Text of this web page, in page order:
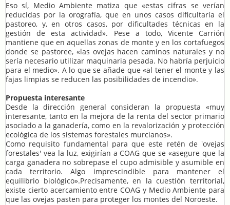
Eso sí, Medio Ambiente matiza que «estas cifras se verían
reducidas por la orografía, que en unos casos dificultaría el
pastoreo, y, en otros casos, por dificultades técnicas en la
gestión de esta actividad». Pese a todo, Vicente Carrión
mantiene que en aquellas zonas de monte y en los cortafuegos
donde se pastoree, «las ovejas hacen caminos naturales y no
sería necesario utilizar maquinaria pesada. No habría perjuicio
para el medio». A lo que se añade que «al tener el monte y las
fajas limpias se reducen las posibilidades de incendio».
Propuesta interesante
Desde la dirección general consideran la propuesta «muy
interesante, tanto en la mejora de la renta del sector primario
asociado a la ganadería, como en la revalorización y protección
ecológica de los sistemas forestales murcianos».
Como requisito fundamental para que este retén de 'ovejas
forestales' vea la luz, exigirían a COAG que se «asegure que la
carga ganadera no sobrepase el cupo admisible y asumible en
cada territorio. Algo imprescindible para mantener el
equilibrio biológico».Precisamente, en la cuestión territorial,
existe cierto acercamiento entre COAG y Medio Ambiente para
que las ovejas pasten para proteger los montes del Noroeste.